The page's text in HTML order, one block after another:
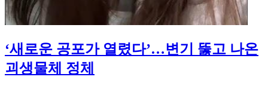
‘새로운 공포가 열렸다’…변기 뚫고 나온
괴생물체 정체